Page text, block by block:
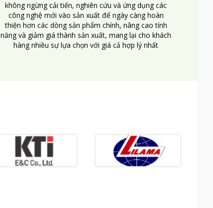
không ngừng cải tiến, nghiên cứu và ứng dụng các
công nghệ mới vào sản xuất để ngày càng hoàn
thiện hơn các dòng sản phẩm chính, nâng cao tính
năng và giảm giá thành sản xuất, mang lại cho khách
hàng nhiều sự lựa chọn với giá cả hợp lý nhất